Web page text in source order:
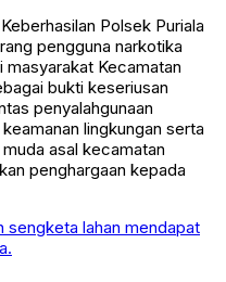
Polsek Puriala
pengguna narkotika
Kecamatan
bukti keseriusan
penyalahgunaan
lingkungan serta
asal kecamatan
penghargaan kepada